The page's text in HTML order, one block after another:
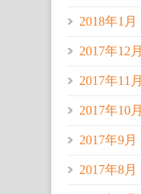
2018年1月
2017年12月
2017年11月
2017年10月
2017年9月
2017年8月